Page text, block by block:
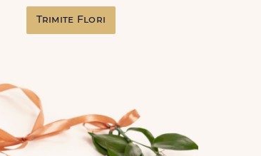
Trimite Flori